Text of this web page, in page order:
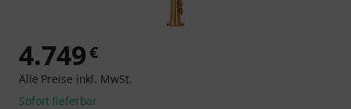
4.749€
Alle Preise inkl. MwSt.
Sofort lieferbar